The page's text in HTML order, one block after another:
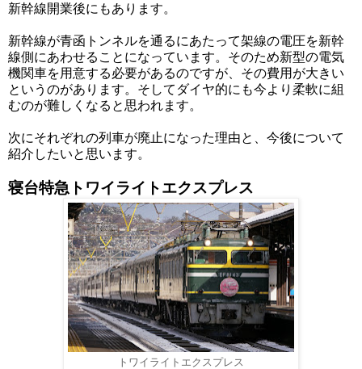
新幹線開業後にもあります。
新幹線が青函トンネルを通るにあたって架線の電圧を新幹
線側にあわせることになっています。そのため新型の電気
機関車を用意する必要があるのですが、その費用が大きい
というのがあります。そしてダイヤ的にも今より柔軟に組
むのが難しくなると思われます。
次にそれぞれの列車が廃止になった理由と、今後について
紹介したいと思います。
寝台特急トワイライトエクスプレス
トワイライトエクスプレス